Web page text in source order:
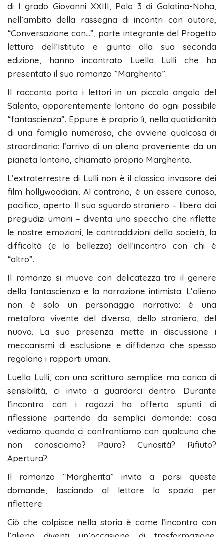
di I grado Giovanni XXIII, Polo 3 di Galatina-Noha,
nell’ambito della rassegna di incontri con autore,
“Conversazione con…”, parte integrante del Progetto
lettura dell’Istituto e giunta alla sua seconda
edizione, hanno incontrato Luella Lulli che ha
presentato il suo romanzo ”Margherita”.
Il racconto porta i lettori in un piccolo angolo del
Salento, apparentemente lontano da ogni possibile
“fantascienza”. Eppure è proprio lì, nella quotidianità
di una famiglia numerosa, che avviene qualcosa di
straordinario: l’arrivo di un alieno proveniente da un
pianeta lontano, chiamato proprio Margherita.
L’extraterrestre di Lulli non è il classico invasore dei
film hollywoodiani. Al contrario, è un essere curioso,
pacifico, aperto. Il suo sguardo straniero – libero dai
pregiudizi umani – diventa uno specchio che riflette
le nostre emozioni, le contraddizioni della società, la
difficoltà (e la bellezza) dell’incontro con chi è
“altro”.
Il romanzo si muove con delicatezza tra il genere
della fantascienza e la narrazione intimista. L’alieno
non è solo un personaggio narrativo: è una
metafora vivente del diverso, dello straniero, del
nuovo. La sua presenza mette in discussione i
meccanismi di esclusione e diffidenza che spesso
regolano i rapporti umani.
Luella Lulli, con una scrittura semplice ma carica di
sensibilità, ci invita a guardarci dentro. Durante
l’incontro con i ragazzi ha offerto spunti di
riflessione partendo da semplici domande: cosa
vediamo quando ci confrontiamo con qualcuno che
non conosciamo? Paura? Curiosità? Rifiuto?
Apertura?
Il romanzo “Margherita” invita a porsi queste
domande, lasciando al lettore lo spazio per
riflettere.
Ciò che colpisce nella storia è come l’incontro con